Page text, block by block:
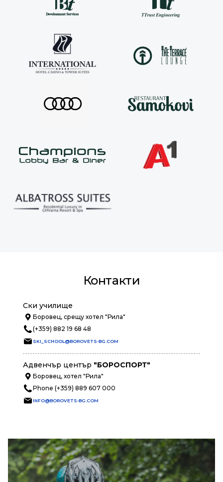
Контакти
Ски училище
Боровец, срещу хотел "Рила"
(+359) 882 19 68 48
SKI_SCHOOL@BOROVETS-BG.COM
Адвенчър център "БОРОСПОРТ"
Боровец, хотел "Рила"
Phone (+359) 889 607 000
INFO@BOROVETS-BG.COM